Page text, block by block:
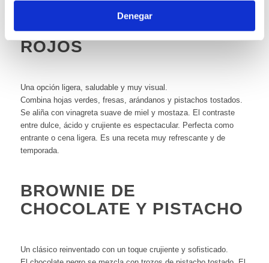
Denegar
ENSALADA FRESCA CON
PISTACHO Y FRUTOS
ROJOS
Una opción ligera, saludable y muy visual.
Combina hojas verdes, fresas, arándanos y pistachos tostados.
Se aliña con vinagreta suave de miel y mostaza. El contraste
entre dulce, ácido y crujiente es espectacular. Perfecta como
entrante o cena ligera. Es una receta muy refrescante y de
temporada.
BROWNIE DE
CHOCOLATE Y PISTACHO
Un clásico reinventado con un toque crujiente y sofisticado.